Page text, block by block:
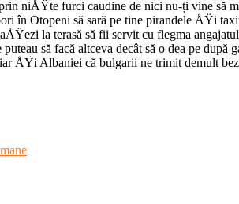
niÅŸte furci caudine de nici nu-ți vine să
în Otopeni să sară pe tine pirandele ÅŸi
la terasă să fii servit cu flegma
să facă altceva decât să o dea pe după
ÅŸi Albaniei că bulgarii ne trimit demult